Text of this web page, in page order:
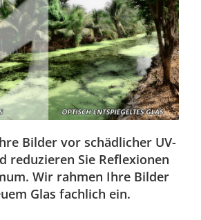
Bilder vor schädlicher UV-
reduzieren Sie Reflexionen
Wir rahmen Ihre Bilder
Glas fachlich ein.